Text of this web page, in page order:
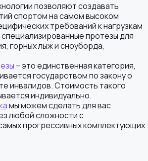
позволяют создавать
спортом на самом высоком
требований к нагрузкам
протезы для
горных лыж и сноуборда,
– это единственная категория,
государством по закону о
инвалидов. Стоимость такого
индивидуально.
мы можем сделать для вас
любой сложности с
прогрессивных комплектующих